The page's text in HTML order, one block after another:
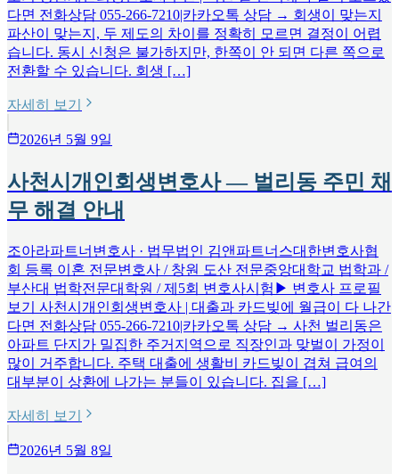
다면 전화상담 055-266-7210|카카오톡 상담 → 회생이 맞는지
파산이 맞는지, 두 제도의 차이를 정확히 모르면 결정이 어렵
습니다. 동시 신청은 불가하지만, 한쪽이 안 되면 다른 쪽으로
전환할 수 있습니다. 회생 […]
자세히 보기
2026년 5월 9일
사천시개인회생변호사 — 벌리동 주민 채
무 해결 안내
조아라파트너변호사 · 법무법인 김앤파트너스대한변호사협
회 등록 이혼 전문변호사 / 창원 도산 전문중앙대학교 법학과 /
부산대 법학전문대학원 / 제5회 변호사시험▶ 변호사 프로필
보기 사천시개인회생변호사 | 대출과 카드빚에 월급이 다 나간
다면 전화상담 055-266-7210|카카오톡 상담 → 사천 벌리동은
아파트 단지가 밀집한 주거지역으로 직장인과 맞벌이 가정이
많이 거주합니다. 주택 대출에 생활비 카드빚이 겹쳐 급여의
대부분이 상환에 나가는 분들이 있습니다. 집을 […]
자세히 보기
2026년 5월 8일